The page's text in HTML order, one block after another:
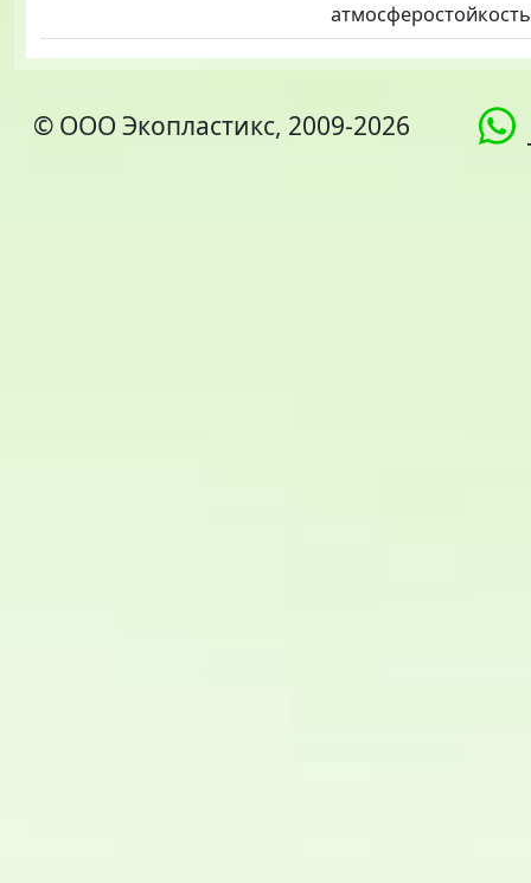
атмосферостойкость
© ООО Экопластикс, 2009-2026